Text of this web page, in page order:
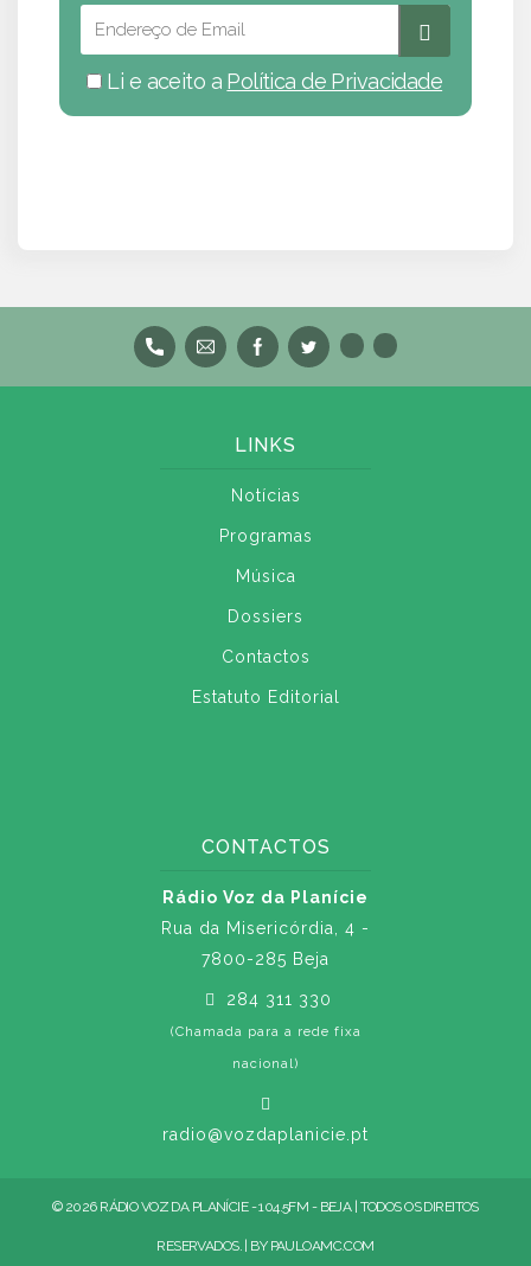
Li e aceito a Política de Privacidade
LINKS
Notícias
Programas
Música
Dossiers
Contactos
Estatuto Editorial
CONTACTOS
Rádio Voz da Planície
Rua da Misericórdia, 4 -
7800-285 Beja
284 311 330
(Chamada para a rede fixa
nacional)
radio@vozdaplanicie.pt
© 2026 RÁDIO VOZ DA PLANÍCIE - 104.5FM - BEJA | TODOS OS DIREITOS
RESERVADOS. | BY PAULOAMC.COM